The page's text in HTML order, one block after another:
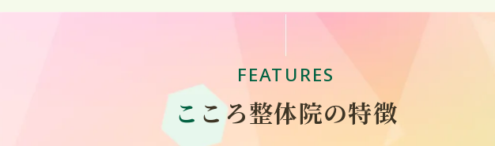
FEATURES
こ ころ整体院の特徴